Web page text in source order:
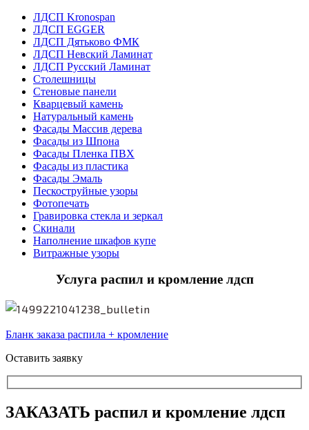
ЛДСП Kronospan
ЛДСП EGGER
ЛДСП Дятьково ФМК
ЛДСП Невский Ламинат
ЛДСП Русский Ламинат
Столешницы
Стеновые панели
Кварцевый камень
Натуральный камень
Фасады Массив дерева
Фасады из Шпона
Фасады Пленка ПВХ
Фасады из пластика
Фасады Эмаль
Пескоструйные узоры
Фотопечать
Гравировка стекла и зеркал
Скинали
Наполнение шкафов купе
Витражные узоры
Услуга распил и кромление лдсп
Бланк заказа распила + кромление
Оставить заявку
ЗАКАЗАТЬ распил и кромление лдсп